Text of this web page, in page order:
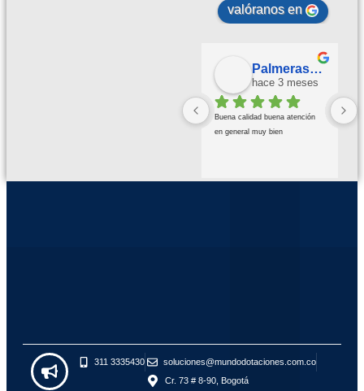
valóranos en
Palmeras Doradas
hace 3 meses
Buena calidad buena atención
en general muy bien
311 3335430
soluciones@mundodotaciones.com.co
Cr. 73 # 8-90, Bogotá